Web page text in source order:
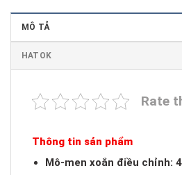
MÔ TẢ
HATOK
Rate
Thông tin sản phẩm
Mô-men xoắn điều chỉnh: